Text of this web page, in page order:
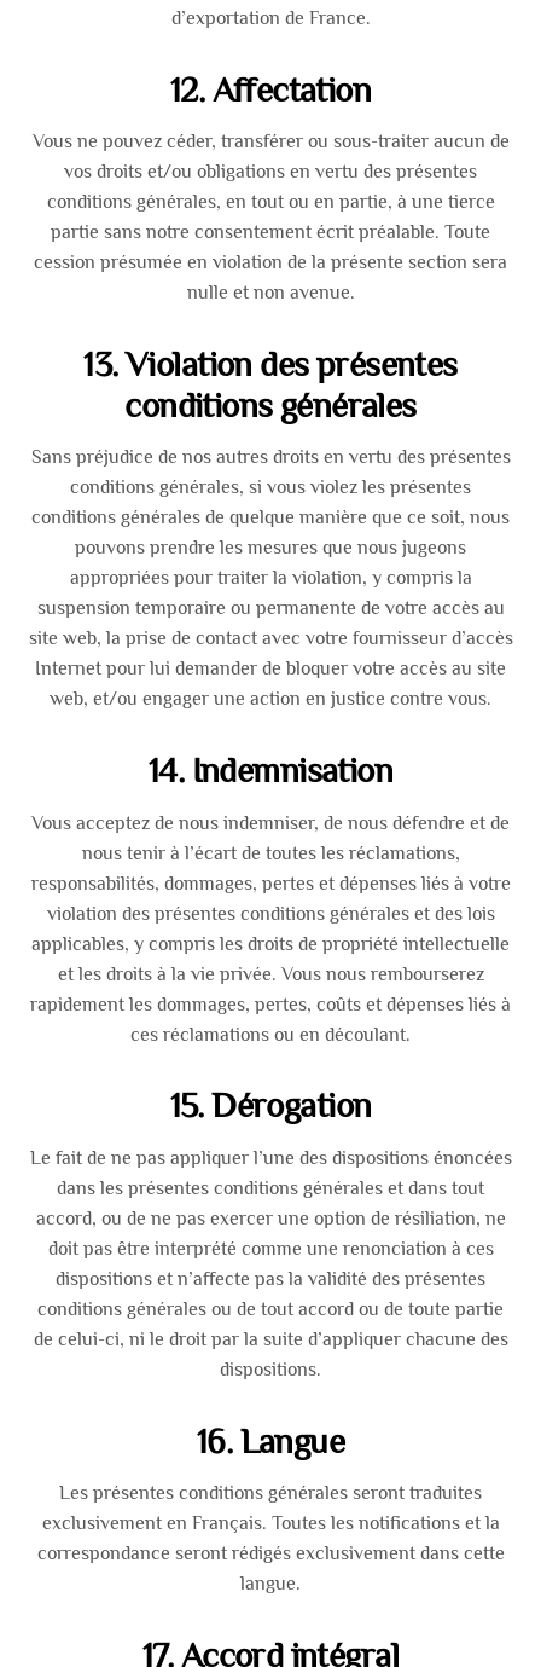
d’exportation de France.
12. Affectation
Vous ne pouvez céder, transférer ou sous-traiter aucun de
vos droits et/ou obligations en vertu des présentes
conditions générales, en tout ou en partie, à une tierce
partie sans notre consentement écrit préalable. Toute
cession présumée en violation de la présente section sera
nulle et non avenue.
13. Violation des présentes
conditions générales
Sans préjudice de nos autres droits en vertu des présentes
conditions générales, si vous violez les présentes
conditions générales de quelque manière que ce soit, nous
pouvons prendre les mesures que nous jugeons
appropriées pour traiter la violation, y compris la
suspension temporaire ou permanente de votre accès au
site web, la prise de contact avec votre fournisseur d’accès
Internet pour lui demander de bloquer votre accès au site
web, et/ou engager une action en justice contre vous.
14. Indemnisation
Vous acceptez de nous indemniser, de nous défendre et de
nous tenir à l’écart de toutes les réclamations,
responsabilités, dommages, pertes et dépenses liés à votre
violation des présentes conditions générales et des lois
applicables, y compris les droits de propriété intellectuelle
et les droits à la vie privée. Vous nous rembourserez
rapidement les dommages, pertes, coûts et dépenses liés à
ces réclamations ou en découlant.
15. Dérogation
Le fait de ne pas appliquer l’une des dispositions énoncées
dans les présentes conditions générales et dans tout
accord, ou de ne pas exercer une option de résiliation, ne
doit pas être interprété comme une renonciation à ces
dispositions et n’affecte pas la validité des présentes
conditions générales ou de tout accord ou de toute partie
de celui-ci, ni le droit par la suite d’appliquer chacune des
dispositions.
16. Langue
Les présentes conditions générales seront traduites
exclusivement en Français. Toutes les notifications et la
correspondance seront rédigés exclusivement dans cette
langue.
17. Accord intégral